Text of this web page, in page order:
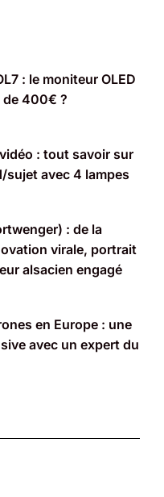
: le moniteur OLED
de 400€ ?
: tout savoir sur
sujet avec 4 lampes
: de la
virale, portrait
alsacien engagé
en Europe : une
avec un expert du